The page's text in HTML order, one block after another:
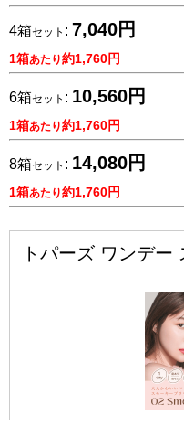
4箱セット : 7,040円
1箱あたり約1,760円
6箱セット : 10,560円
1箱あたり約1,760円
8箱セット : 14,080円
1箱あたり約1,760円
トパーズ ワンデー